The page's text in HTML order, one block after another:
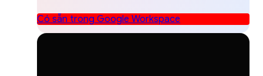
Có sẵn trong Google Workspace